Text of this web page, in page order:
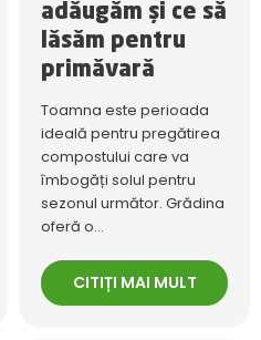
adăugăm și ce să
lăsăm pentru
primăvară
Toamna este perioada
ideală pentru pregătirea
compostului care va
îmbogăți solul pentru
sezonul următor. Grădina
oferă o...
CITIȚI MAI MULT